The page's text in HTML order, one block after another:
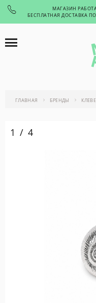
МАГАЗИН
БЕСПЛАТНАЯ ДОСТАВКА
ГЛАВНАЯ БРЕНДЫ
1 / 4